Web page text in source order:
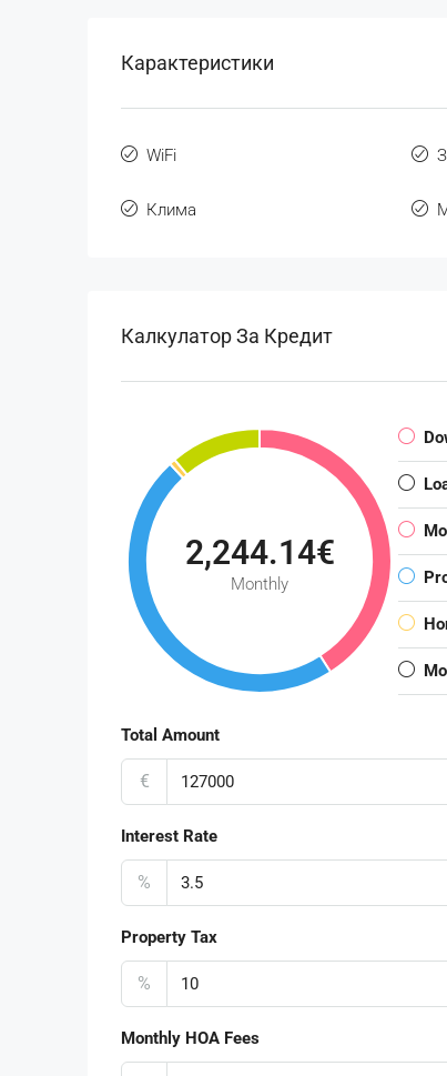
Карактеристики
WiFi
Клима
Калкулатор За Кредит
2,244.14€
Monthly
Total Amount
€
Interest Rate
%
Property Tax
%
Monthly HOA Fees